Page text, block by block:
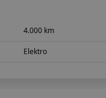
4.000 km
Elektro